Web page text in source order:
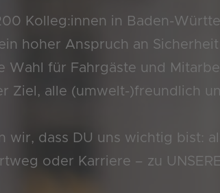
Kolleg:innen in Baden-
hoher Anspruch an
für Fahrgäste und
Ziel, alle (umwelt-)freundlich
dass DU uns wichtig bist:
oder Karriere – zu